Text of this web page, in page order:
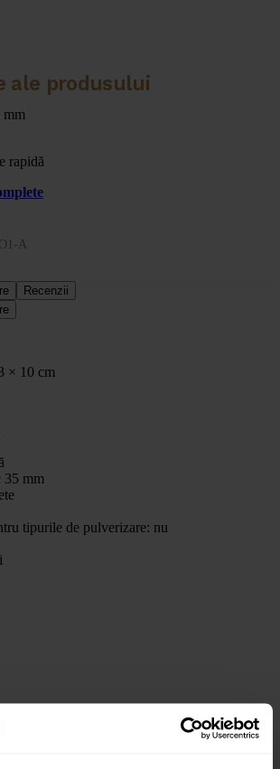
ale produsului
mm
rapidă
A
Recenzii
× 10 cm
35 mm
tipurile de pulverizare: nu
acum.